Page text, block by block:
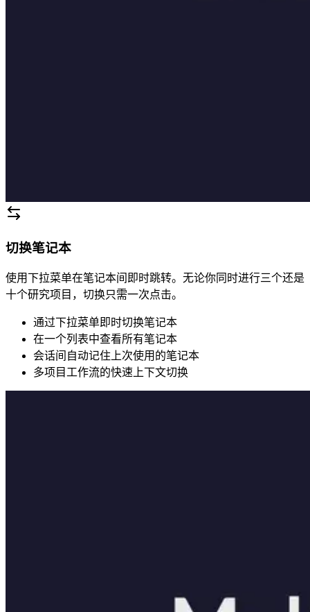
切换笔记本
使用下拉菜单在笔记本间即时跳转。无论你同时进行三个还是
十个研究项目，切换只需一次点击。
通过下拉菜单即时切换笔记本
在一个列表中查看所有笔记本
会话间自动记住上次使用的笔记本
多项目工作流的快速上下文切换